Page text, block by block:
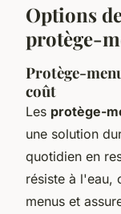
Options
protège-
Protège-
coût
Les protège-
une solution
quotidien en
résiste à l'eau,
menus et